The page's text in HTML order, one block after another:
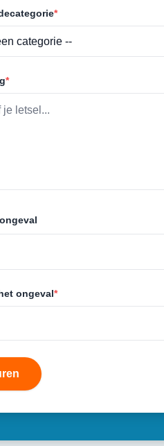
*
*
ongeval*